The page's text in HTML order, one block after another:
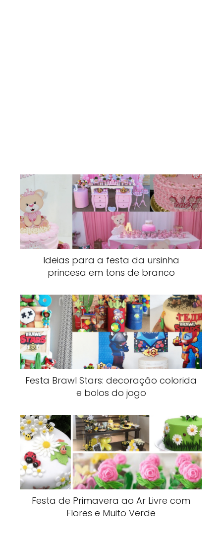
Ideias para a festa da ursinha
princesa em tons de branco
Festa Brawl Stars: decoração colorida
e bolos do jogo
Festa de Primavera ao Ar Livre com
Flores e Muito Verde